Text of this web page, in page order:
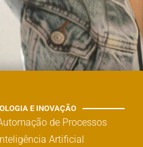
E INOVAÇÃO
de Processos
Inteligência Artificial